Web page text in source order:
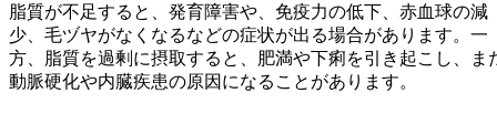
脂質が不足すると、発育障害や、免疫力の低下、赤血球の減
少、毛ヅヤがなくなるなどの症状が出る場合があります。一
方、脂質を過剰に摂取すると、肥満や下痢を引き起こし、ま
動脈硬化や内臓疾患の原因になることがあります。